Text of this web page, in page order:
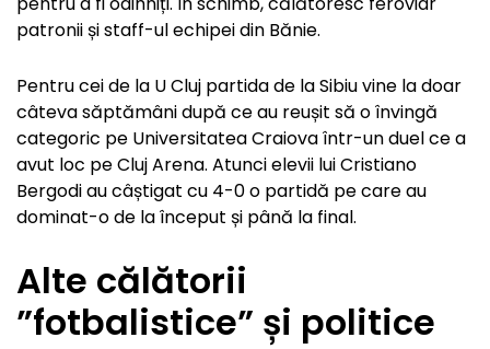
patronii și staff-ul echipei din Bănie.
Pentru cei de la U Cluj partida de la Sibiu vine la doar
câteva săptămâni după ce au reușit să o învingă
categoric pe Universitatea Craiova într-un duel ce a
avut loc pe Cluj Arena. Atunci elevii lui Cristiano
Bergodi au câștigat cu 4-0 o partidă pe care au
dominat-o de la început și până la final.
Alte călătorii
”fotbalistice” și politice